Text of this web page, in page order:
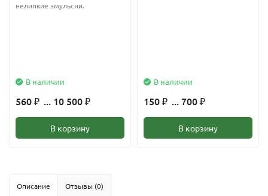
нелипкие эмульсии.
В наличии
560 ₽ ... 10 500 ₽
В корзину
В наличии
150 ₽ ... 700 ₽
В корзину
Описание Отзывы (0)